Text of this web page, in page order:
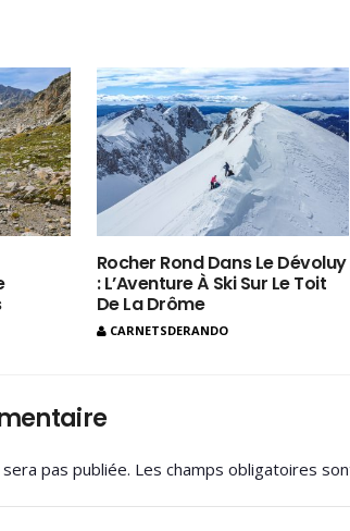
Rocher Rond Dans Le Dévoluy
: L’Aventure À Ski Sur Le Toit
De La Drôme
CARNETSDERANDO
pas publiée. Les champs obligatoires